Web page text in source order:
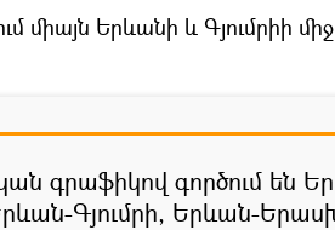
միայն Երևանի և Գյումրիի
գրաֆիկով գործում են
Գյումրի, Երևան-